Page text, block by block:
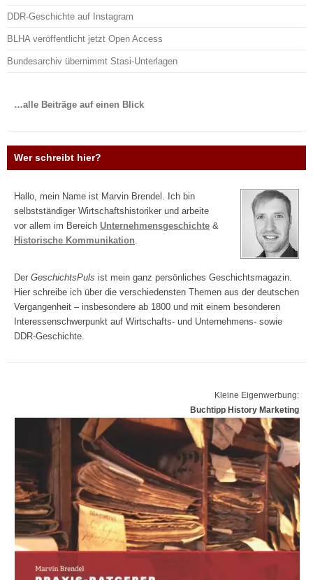
DDR-Geschichte auf Instagram
BLHA veröffentlicht jetzt Open Access
Bundesarchiv übernimmt Stasi-Unterlagen
…alle Beiträge auf einen Blick
Wer schreibt hier?
Hallo, mein Name ist Marvin Brendel. Ich bin
selbstständiger Wirtschaftshistoriker und arbeite
vor allem im Bereich Unternehmensgeschichte &
Historische Kommunikation
Der GeschichtsPuls ist mein ganz persönliches Geschichtsmagazin.
Hier schreibe ich über die verschiedensten Themen aus der deutschen
Vergangenheit – insbesondere ab 1800 und mit einem besonderen
Interessenschwerpunkt auf Wirtschafts- und Unternehmens- sowie
DDR-Geschichte.
Kleine Eigenwerbung:
Buchtipp History Marketing